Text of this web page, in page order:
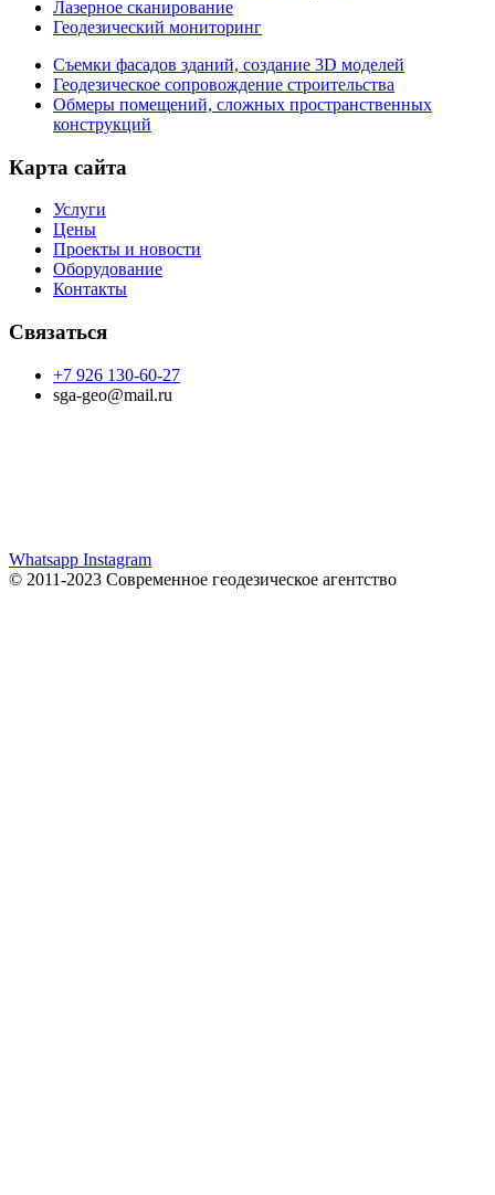
Лазерное сканирование
Геодезический мониторинг
Съемки фасадов зданий, создание 3D моделей
Геодезическое сопровождение строительства
Обмеры помещений, сложных пространственных
конструкций
Карта сайта
Услуги
Цены
Проекты и новости
Оборудование
Контакты
Связаться
+7 926 130-60-27
sga-geo@mail.ru
Whatsapp Instagram
© 2011-2023 Современное геодезическое агентство